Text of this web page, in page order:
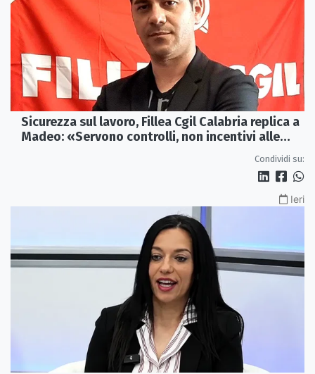
Sicurezza sul lavoro, Fillea Cgil Calabria replica a
Madeo: «Servono controlli, non incentivi alle
Condividi su:
Ieri